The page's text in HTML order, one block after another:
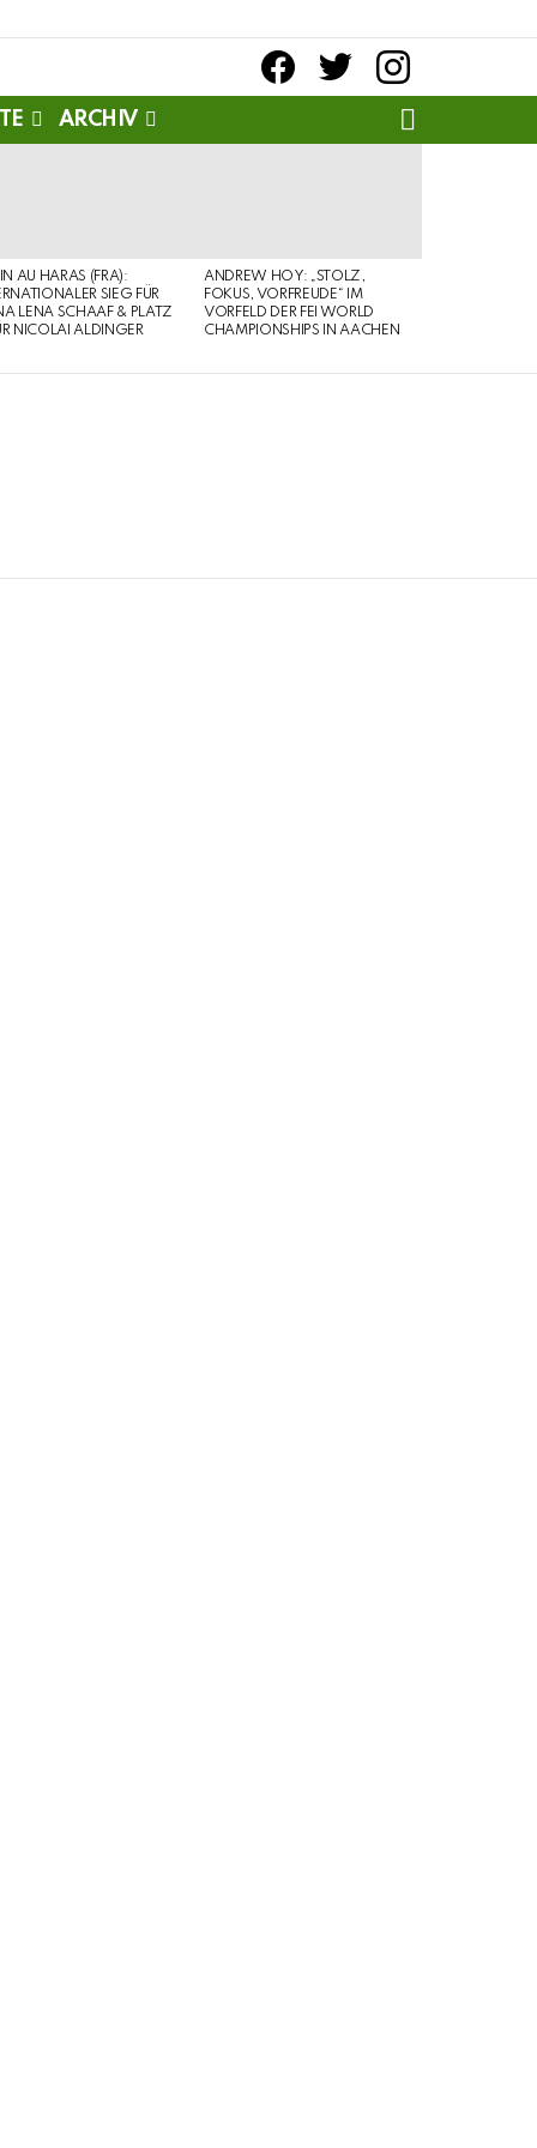
facebooktwitter instagram
ARCHIV
AU HARAS (FRA):
SIEG FÜR
LENA SCHAAF & PLATZ
NICOLAI ALDINGER
ANDREW HOY: „STOLZ,
FOKUS, VORFREUDE“ IM
VORFELD DER FEI WORLD
CHAMPIONSHIPS IN AACHEN